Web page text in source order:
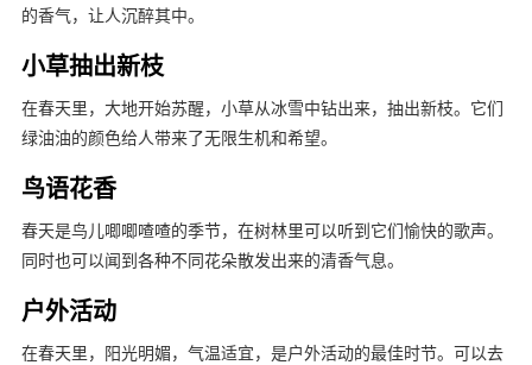
的香气，让人沉醉其中。
小草抽出新枝
在春天里，大地开始苏醒，小草从冰雪中钻出来，抽出新枝。它们
绿油油的颜色给人带来了无限生机和希望。
鸟语花香
春天是鸟儿唧唧喳喳的季节，在树林里可以听到它们愉快的歌声。
同时也可以闻到各种不同花朵散发出来的清香气息。
户外活动
在春天里，阳光明媚，气温适宜，是户外活动的最佳时节。可以去